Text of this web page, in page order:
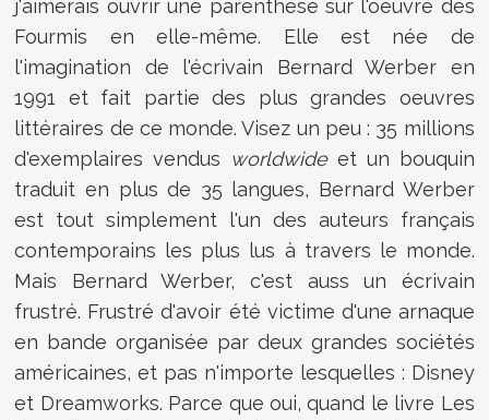
j'aimerais ouvrir une parenthèse sur l'oeuvre des
Fourmis en elle-même. Elle est née de
l'imagination de l'écrivain Bernard Werber en
1991 et fait partie des plus grandes oeuvres
littéraires de ce monde. Visez un peu : 35 millions
d'exemplaires vendus worldwideet un bouquin
traduit en plus de 35 langues, Bernard Werber
est tout simplement l'un des auteurs français
contemporains les plus lus à travers le monde.
Mais Bernard Werber, c'est auss un écrivain
frustré. Frustré d'avoir été victime d'une arnaque
en bande organisée par deux grandes sociétés
américaines, et pas n'importe lesquelles : Disney
et Dreamworks. Parce que oui, quand le livre Les